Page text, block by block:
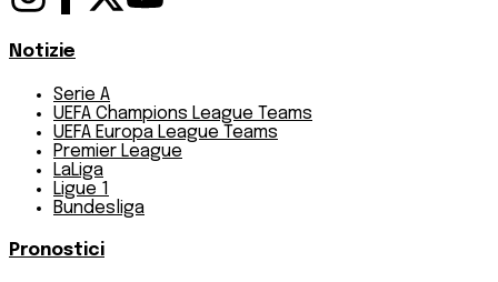
Notizie
Serie A
UEFA Champions League Teams
UEFA Europa League Teams
Premier League
LaLiga
Ligue 1
Bundesliga
Pronostici